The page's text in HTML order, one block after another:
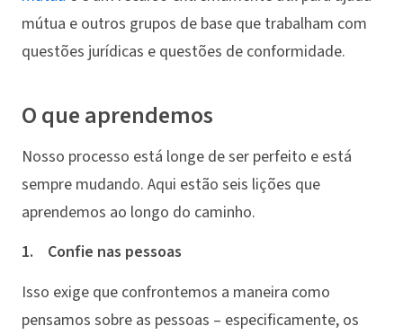
mútua e outros grupos de base que trabalham com
questões jurídicas e questões de conformidade.
O que aprendemos
Nosso processo está longe de ser perfeito e está
sempre mudando. Aqui estão seis lições que
aprendemos ao longo do caminho.
1. Confie nas pessoas
Isso exige que confrontemos a maneira como
pensamos sobre as pessoas – especificamente, os